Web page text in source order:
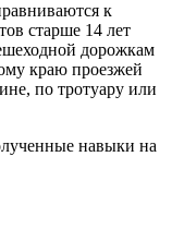
к
старше 14 лет
дорожкам
краю проезжей
по тротуару или
навыки на